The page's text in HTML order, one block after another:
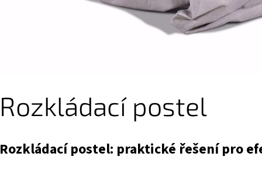
Rozkládací postel
Rozkládací postel: praktické řešení pro